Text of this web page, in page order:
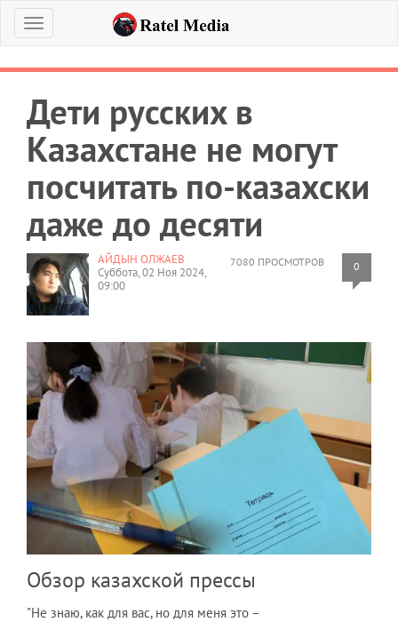
Меню
Дети русских в
Казахстане не могут
посчитать по-казахски
даже до десяти
7080 ПРОСМОТРОВ 0
АЙДЫН ОЛЖАЕВ
Суббота, 02 Ноя 2024,
09:00
Обзор казахской прессы
"Не знаю, как для вас, но для меня это –